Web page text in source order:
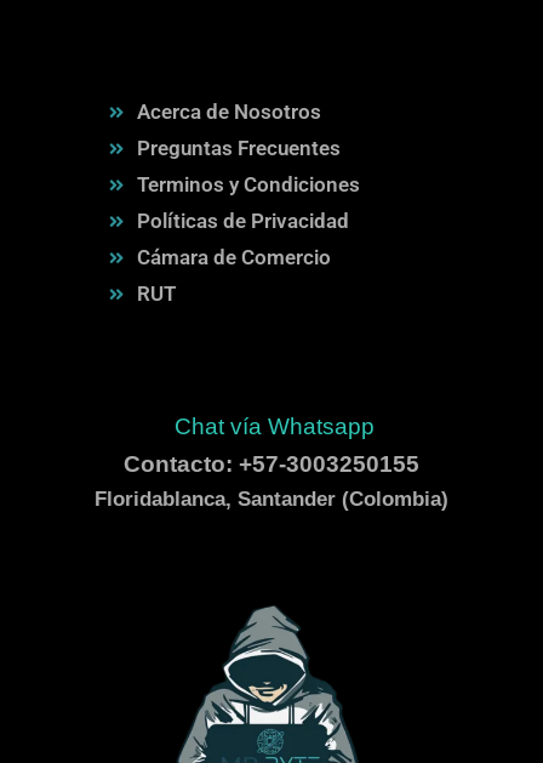
Acerca de Nosotros
Preguntas Frecuentes
Terminos y Condiciones
Políticas de Privacidad
Cámara de Comercio
RUT
Chat vía Whatsapp
Contacto: +57-3003250155
Floridablanca, Santander (Colombia)